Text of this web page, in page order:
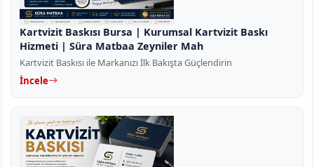
Kartvizit Baskısı Bursa | Kurumsal Kartvizit Baskı
Hizmeti | Süra Matbaa Zeyniler Mah
Kartvizit Baskısı ile Markanızı İlk Bakışta Güçlendirin
İncele